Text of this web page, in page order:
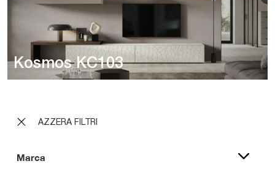
AZZERA FILTRI
Marca
Kosmos KC103